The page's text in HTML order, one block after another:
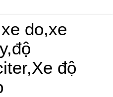
do,xe
độ